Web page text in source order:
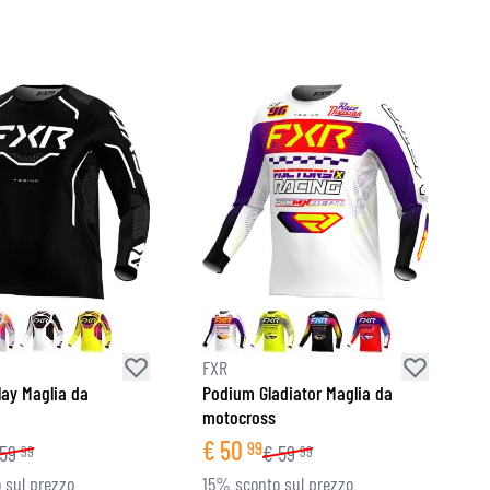
Maglia da
99
sul prezzo
FXR
Podium Gladiator Maglia da
motocross
€ 50 99€59 99
15% sconto sul prezzo